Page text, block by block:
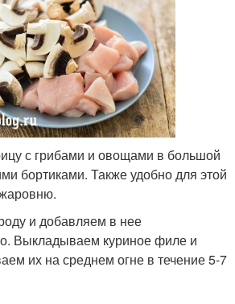
с грибами и овощами в большой
бортиками. Также удобно для этой
и добавляем в нее
Выкладываем куриное филе и
их на среднем огне в течение 5-7